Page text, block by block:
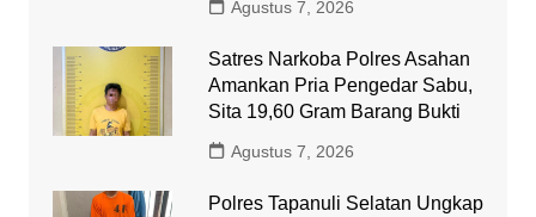
Agustus 7, 2026
Satres Narkoba Polres Asahan
Amankan Pria Pengedar Sabu,
Sita 19,60 Gram Barang Bukti
Agustus 7, 2026
Polres Tapanuli Selatan Ungkap